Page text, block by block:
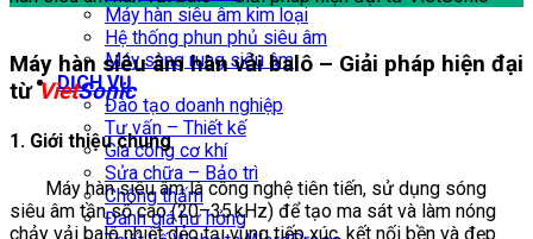
Máy hàn siêu âm kim loại
Hệ thống phun phủ siêu âm
Máy sàng rung siêu âm
DỊCH VỤ
Đào tạo doanh nghiệp
Tư vấn – Thiết kế
Gia công cơ khí
Sửa chữa – Bảo trì
Chống thấm
Đánh giá hư hỏng
Máy hàn siêu âm hàn vải balô – Giải pháp hiện đại
từVietSonic
1. Giới thiệu chung
Máy hàn siêu âm là công nghệ tiên tiến, sử dụng sóng
siêu âm tần số cao (20–35 kHz) để tạo ma sát và làm nóng
chảy vải balô nhiệt dẻo tại vùng tiếp xúc, kết nối bền và đẹp